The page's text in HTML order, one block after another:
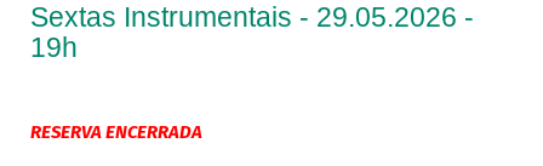
Sextas Instrumentais - 29.05.2026 -
19h
RESERVA ENCERRADA